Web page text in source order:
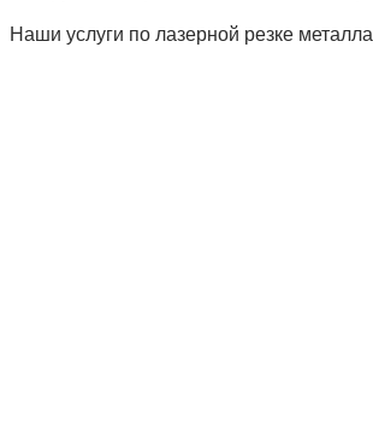
Наши услуги по лазерной резке металла